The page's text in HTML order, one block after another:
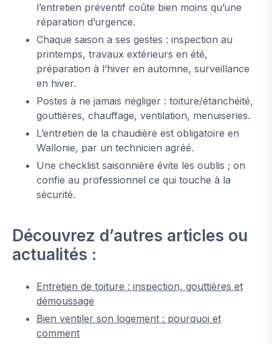
l’entretien préventif coûte bien moins qu’une
réparation d’urgence.
Chaque saison a ses gestes : inspection au
printemps, travaux extérieurs en été,
préparation à l’hiver en automne, surveillance
en hiver.
Postes à ne jamais négliger : toiture/étanchéité,
gouttières, chauffage, ventilation, menuiseries.
L’entretien de la chaudière est obligatoire en
Wallonie, par un technicien agréé.
Une checklist saisonnière évite les oublis ; on
confie au professionnel ce qui touche à la
sécurité.
Découvrez d’autres articles ou
actualités :
Entretien de toiture : inspection, gouttières et
démoussage
Bien ventiler son logement : pourquoi et
comment